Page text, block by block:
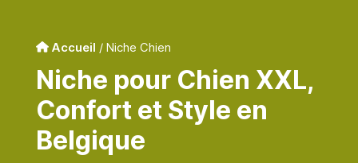
Accueil / Niche Chien
Niche pour Chien XXL,
Confort et Style en
Belgique